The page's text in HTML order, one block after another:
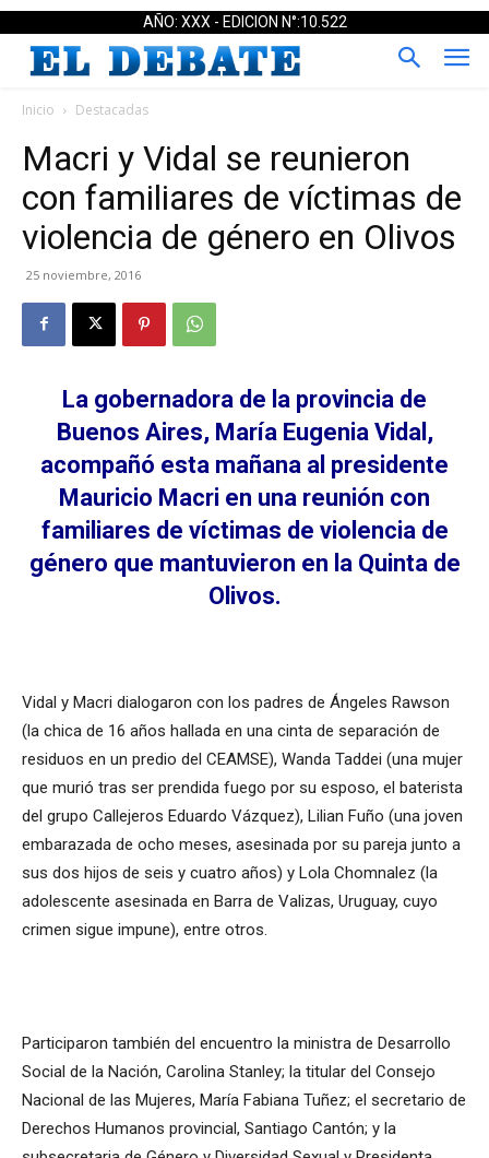
AÑO: XXX - EDICION N°:10.522
Inicio Destacadas
Macri y Vidal se reunieron
con familiares de víctimas de
violencia de género en Olivos
25 noviembre, 2016
La gobernadora de la provincia de
Buenos Aires, María Eugenia Vidal,
acompañó esta mañana al presidente
Mauricio Macri en una reunión con
familiares de víctimas de violencia de
género que mantuvieron en la Quinta de
Olivos.
Vidal y Macri dialogaron con los padres de Ángeles Rawson
(la chica de 16 años hallada en una cinta de separación de
residuos en un predio del CEAMSE), Wanda Taddei (una mujer
que murió tras ser prendida fuego por su esposo, el baterista
del grupo Callejeros Eduardo Vázquez), Lilian Fuño (una joven
embarazada de ocho meses, asesinada por su pareja junto a
sus dos hijos de seis y cuatro años) y Lola Chomnalez (la
adolescente asesinada en Barra de Valizas, Uruguay, cuyo
crimen sigue impune), entre otros.
Participaron también del encuentro la ministra de Desarrollo
Social de la Nación, Carolina Stanley; la titular del Consejo
Nacional de las Mujeres, María Fabiana Tuñez; el secretario de
Derechos Humanos provincial, Santiago Cantón; y la